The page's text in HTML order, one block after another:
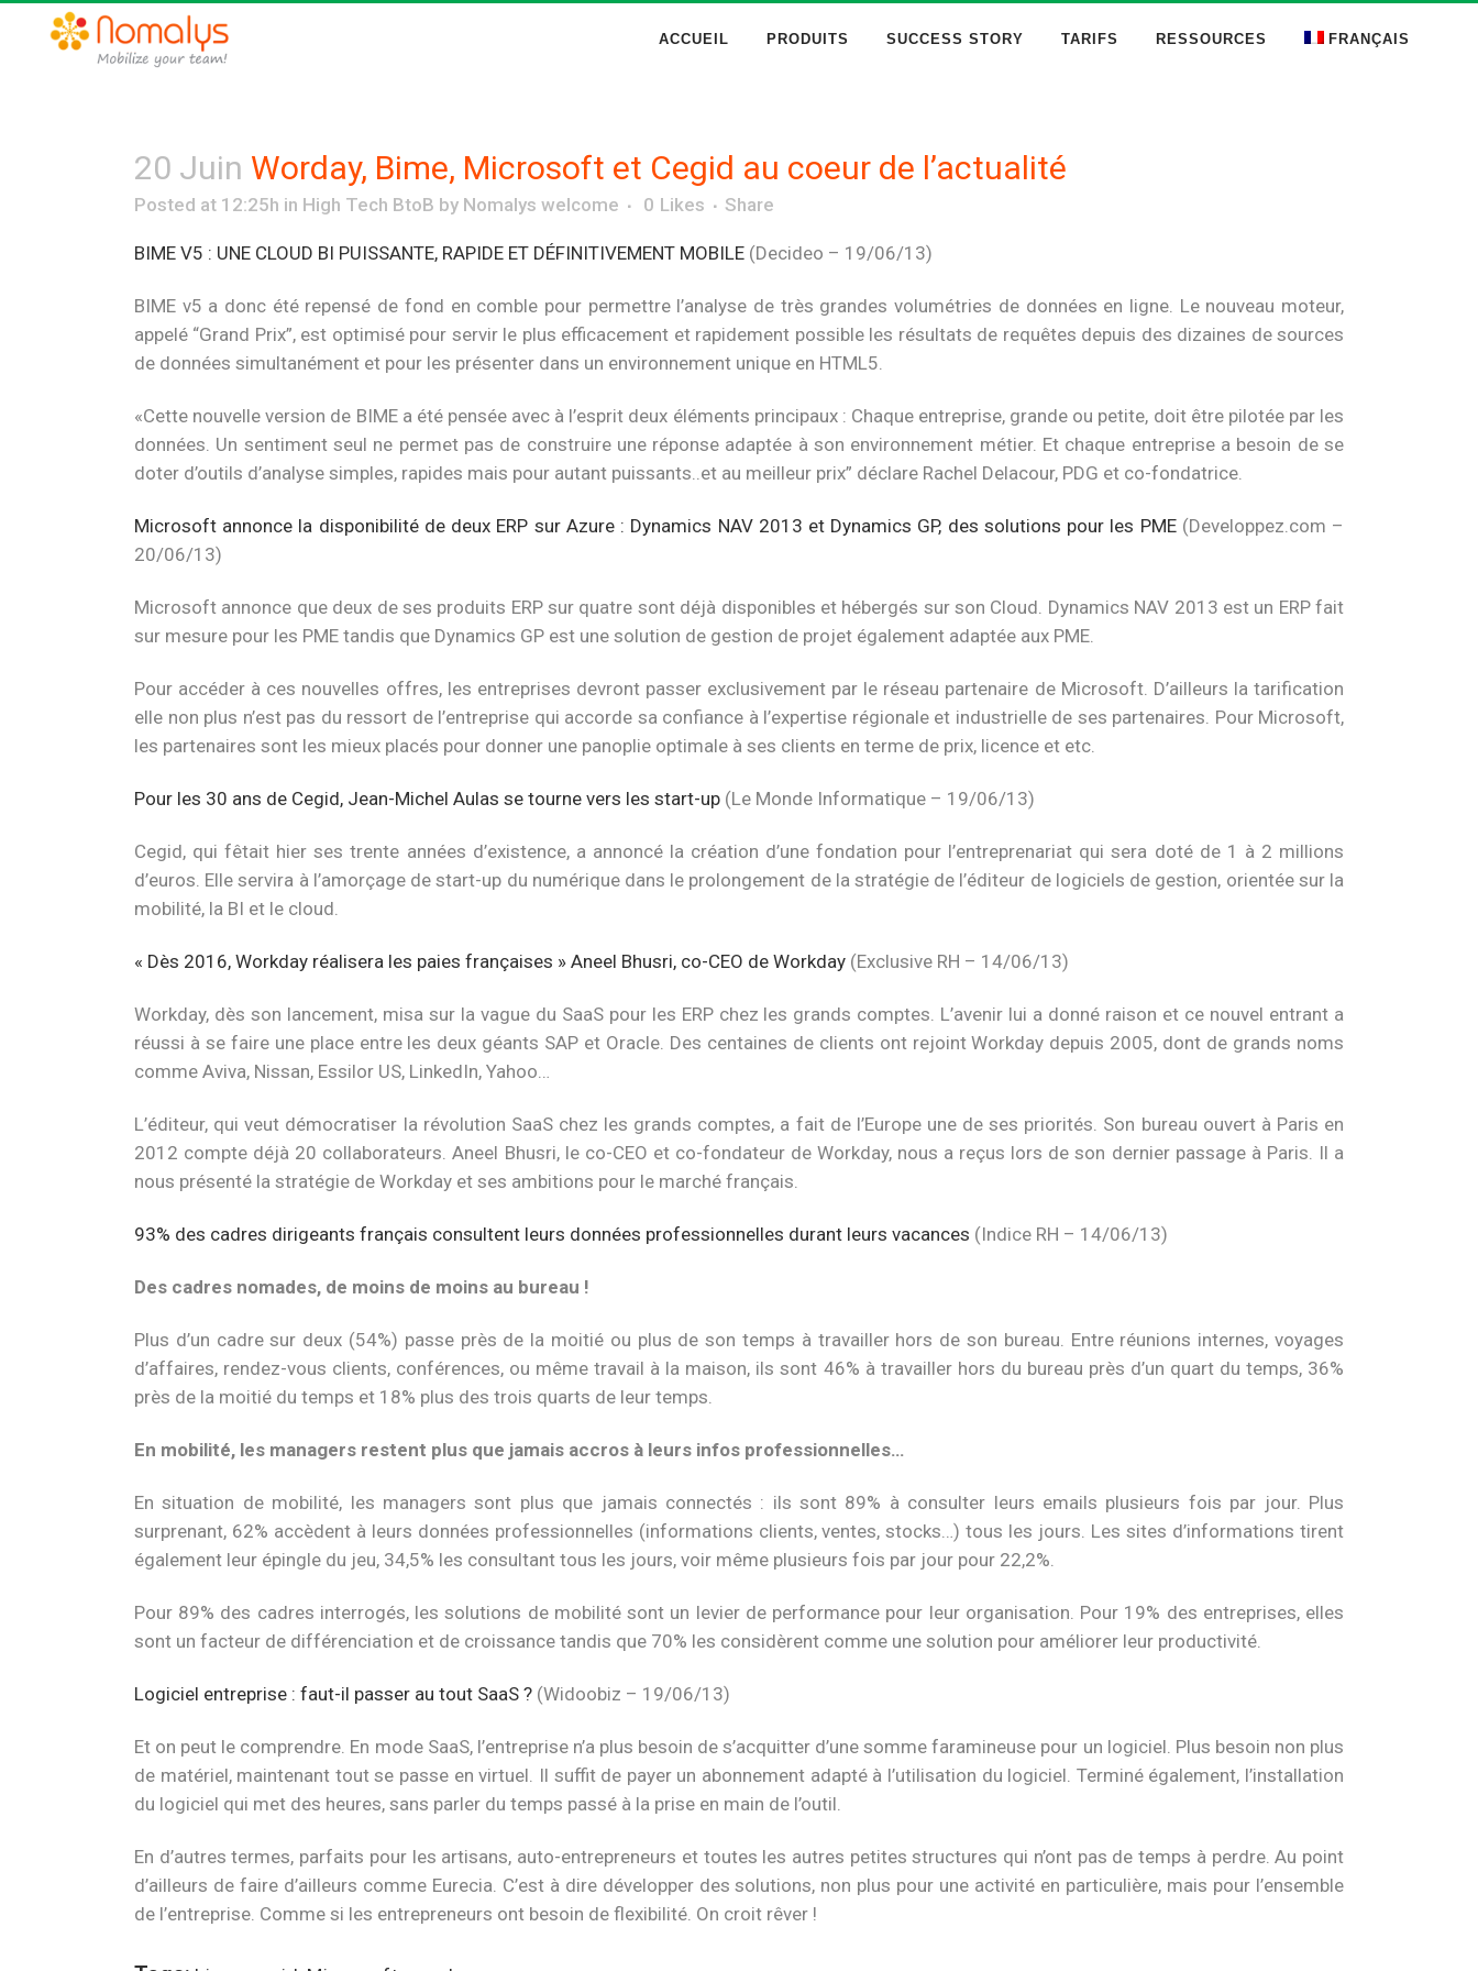
ACCUEIL PRODUITS SUCCESS STORY TARIFS RESSOURCES FRANÇAIS
20 Juin Worday, Bime, Microsoft et Cegid au coeur de l’actualité
Posted at 12:25h in High Tech BtoB by Nomalys welcome 0 Likes Share
BIME V5 : UNE CLOUD BI PUISSANTE, RAPIDE ET DÉFINITIVEMENT MOBILE (Decideo – 19/06/13)
BIME v5 a donc été repensé de fond en comble pour permettre l’analyse de très grandes volumétries de données en ligne. Le nouveau moteur,
appelé “Grand Prix”, est optimisé pour servir le plus efficacement et rapidement possible les résultats de requêtes depuis des dizaines de sources
de données simultanément et pour les présenter dans un environnement unique en HTML5.
«Cette nouvelle version de BIME a été pensée avec à l’esprit deux éléments principaux : Chaque entreprise, grande ou petite, doit être pilotée par les
données. Un sentiment seul ne permet pas de construire une réponse adaptée à son environnement métier. Et chaque entreprise a besoin de se
doter d’outils d’analyse simples, rapides mais pour autant puissants..et au meilleur prix” déclare Rachel Delacour, PDG et co-fondatrice.
Microsoft annonce la disponibilité de deux ERP sur Azure : Dynamics NAV 2013 et Dynamics GP, des solutions pour les PME(Developpez.com –
20/06/13)
Microsoft annonce que deux de ses produits ERP sur quatre sont déjà disponibles et hébergés sur son Cloud. Dynamics NAV 2013 est un ERP fait
sur mesure pour les PME tandis que Dynamics GP est une solution de gestion de projet également adaptée aux PME.
Pour accéder à ces nouvelles offres, les entreprises devront passer exclusivement par le réseau partenaire de Microsoft. D’ailleurs la tarification
elle non plus n’est pas du ressort de l’entreprise qui accorde sa confiance à l’expertise régionale et industrielle de ses partenaires. Pour Microsoft,
les partenaires sont les mieux placés pour donner une panoplie optimale à ses clients en terme de prix, licence et etc.
Pour les 30 ans de Cegid, Jean-Michel Aulas se tourne vers les start-up (Le Monde Informatique – 19/06/13)
Cegid, qui fêtait hier ses trente années d’existence, a annoncé la création d’une fondation pour l’entreprenariat qui sera doté de 1 à 2 millions
d’euros. Elle servira à l’amorçage de start-up du numérique dans le prolongement de la stratégie de l’éditeur de logiciels de gestion, orientée sur la
mobilité, la BI et le cloud.
« Dès 2016, Workday réalisera les paies françaises » Aneel Bhusri, co-CEO de Workday (Exclusive RH – 14/06/13)
Workday, dès son lancement, misa sur la vague du SaaS pour les ERP chez les grands comptes. L’avenir lui a donné raison et ce nouvel entrant a
réussi à se faire une place entre les deux géants SAP et Oracle. Des centaines de clients ont rejoint Workday depuis 2005, dont de grands noms
comme Aviva, Nissan, Essilor US, LinkedIn, Yahoo…
L’éditeur, qui veut démocratiser la révolution SaaS chez les grands comptes, a fait de l’Europe une de ses priorités. Son bureau ouvert à Paris en
2012 compte déjà 20 collaborateurs. Aneel Bhusri, le co-CEO et co-fondateur de Workday, nous a reçus lors de son dernier passage à Paris. Il a
nous présenté la stratégie de Workday et ses ambitions pour le marché français.
93% des cadres dirigeants français consultent leurs données professionnelles durant leurs vacances (Indice RH – 14/06/13)
Des cadres nomades, de moins de moins au bureau !
Plus d’un cadre sur deux (54%) passe près de la moitié ou plus de son temps à travailler hors de son bureau. Entre réunions internes, voyages
d’affaires, rendez-vous clients, conférences, ou même travail à la maison, ils sont 46% à travailler hors du bureau près d’un quart du temps, 36%
près de la moitié du temps et 18% plus des trois quarts de leur temps.
En mobilité, les managers restent plus que jamais accros à leurs infos professionnelles…
En situation de mobilité, les managers sont plus que jamais connectés : ils sont 89% à consulter leurs emails plusieurs fois par jour. Plus
surprenant, 62% accèdent à leurs données professionnelles (informations clients, ventes, stocks…) tous les jours. Les sites d’informations tirent
également leur épingle du jeu, 34,5% les consultant tous les jours, voir même plusieurs fois par jour pour 22,2%.
Pour 89% des cadres interrogés, les solutions de mobilité sont un levier de performance pour leur organisation. Pour 19% des entreprises, elles
sont un facteur de différenciation et de croissance tandis que 70% les considèrent comme une solution pour améliorer leur productivité.
Logiciel entreprise : faut-il passer au tout SaaS ? (Widoobiz – 19/06/13)
Et on peut le comprendre. En mode SaaS, l’entreprise n’a plus besoin de s’acquitter d’une somme faramineuse pour un logiciel. Plus besoin non plus
de matériel, maintenant tout se passe en virtuel. Il suffit de payer un abonnement adapté à l’utilisation du logiciel. Terminé également, l’installation
du logiciel qui met des heures, sans parler du temps passé à la prise en main de l’outil.
En d’autres termes, parfaits pour les artisans, auto-entrepreneurs et toutes les autres petites structures qui n’ont pas de temps à perdre. Au point
d’ailleurs de faire d’ailleurs comme Eurecia. C’est à dire développer des solutions, non plus pour une activité en particulière, mais pour l’ensemble
de l’entreprise. Comme si les entrepreneurs ont besoin de flexibilité. On croit rêver !